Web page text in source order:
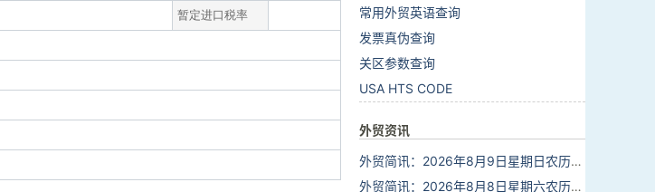
暂定进口税率
常用外贸英语查询
发票真伪查询
关区参数查询
USA HTS CODE
外贸资讯
外贸简讯：2026年8月9日星期日农历六月廿七
外贸简讯：2026年8月8日星期六农历六月廿六